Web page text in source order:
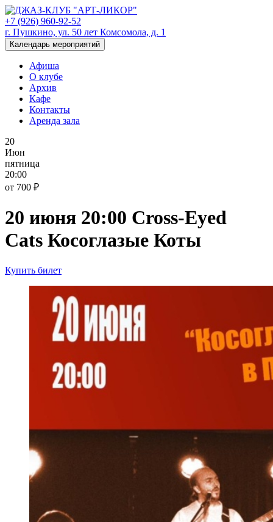
+7 (926) 960-92-52
г. Пушкино, ул. 50 лет Комсомола, д. 1
Календарь мероприятий
Афиша
О клубе
Архив
Кафе
Контакты
Аренда зала
20
Июн
пятница
20:00
от 700 ₽
20 июня 20:00 Cross-Eyed
Cats Косоглазые Коты
Купить билет